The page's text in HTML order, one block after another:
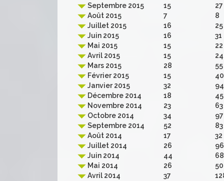
Septembre 2015
15
27
Août 2015
7
8
Juillet 2015
16
25
Juin 2015
16
31
Mai 2015
15
22
Avril 2015
15
24
Mars 2015
28
55
Février 2015
15
40
Janvier 2015
32
94
Décembre 2014
18
45
Novembre 2014
23
63
Octobre 2014
34
97
Septembre 2014
52
83
Août 2014
17
32
Juillet 2014
26
96
Juin 2014
44
68
Mai 2014
26
50
Avril 2014
37